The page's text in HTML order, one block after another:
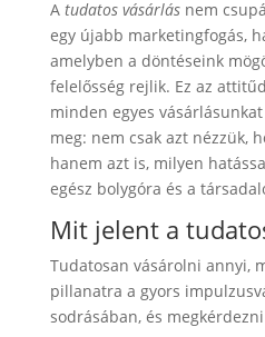
A tudatos vásárlásnem
egy újabb marketingfogás,
amelyben a döntéseink
felelősség rejlik. Ez az
minden egyes
meg: nem csak azt nézzük,
hanem azt is, milyen
egész bolygóra és a
Mit jelent a
Tudatosan vásárolni annyi,
pillanatra a gyors
sodrásában, és